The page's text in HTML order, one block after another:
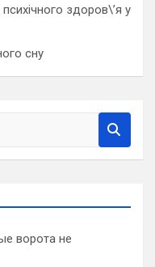
здоров\’я у
сну
ворота не